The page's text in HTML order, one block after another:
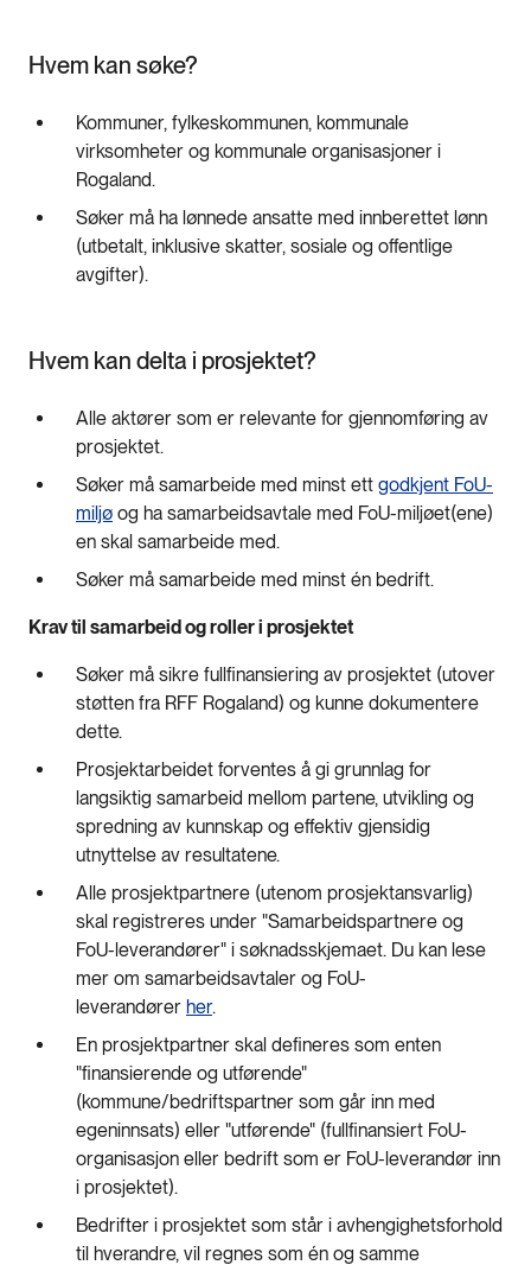
Hvem kan søke?
Kommuner, fylkeskommunen, kommunale
virksomheter og kommunale organisasjoner i
Rogaland.
Søker må ha lønnede ansatte med innberettet lønn
(utbetalt, inklusive skatter, sosiale og offentlige
avgifter).
Hvem kan delta i prosjektet?
Alle aktører som er relevante for gjennomføring av
prosjektet.
Søker må samarbeide med minst ett godkjent FoU-
miljø og ha samarbeidsavtale med FoU-miljøet(ene)
en skal samarbeide med.
Søker må samarbeide med minst én bedrift.
Krav til samarbeid og roller i prosjektet
Søker må sikre fullfinansiering av prosjektet (utover
støtten fra RFF Rogaland) og kunne dokumentere
dette.
Prosjektarbeidet forventes å gi grunnlag for
langsiktig samarbeid mellom partene, utvikling og
spredning av kunnskap og effektiv gjensidig
utnyttelse av resultatene.
Alle prosjektpartnere (utenom prosjektansvarlig)
skal registreres under "Samarbeidspartnere og
FoU-leverandører" i søknadsskjemaet. Du kan lese
mer om samarbeidsavtaler og FoU-
leverandører her.
En prosjektpartner skal defineres som enten
"finansierende og utførende"
(kommune/bedriftspartner som går inn med
egeninnsats) eller "utførende" (fullfinansiert FoU-
organisasjon eller bedrift som er FoU-leverandør inn
i prosjektet).
Bedrifter i prosjektet som står i avhengighetsforhold
til hverandre, vil regnes som én og samme